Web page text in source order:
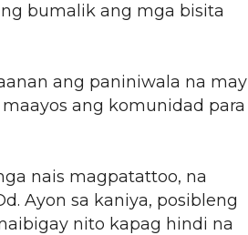
bumalik ang mga bisita
ang paniniwala na may
ang komunidad para
nais magpatattoo, na
Ayon sa kaniya, posibleng
nito kapag hindi na